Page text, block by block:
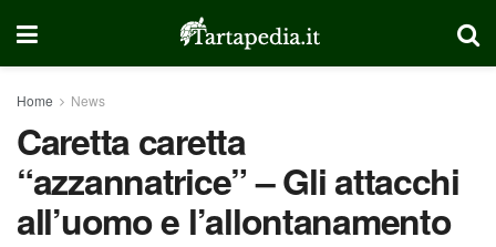
Home News
Caretta caretta
“azzannatrice” – Gli attacchi
all’uomo e l’allontanamento